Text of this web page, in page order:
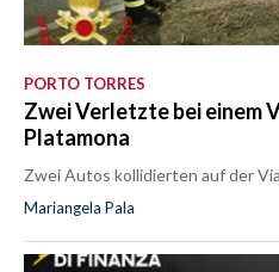
PORTO TORRES
Zwei Verletzte bei einem
Platamona
Zwei Autos kollidierten auf der
Mariangela Pala